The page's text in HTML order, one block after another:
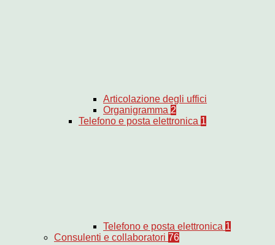
Articolazione degli uffici
Organigramma 2
Telefono e posta elettronica 1
Telefono e posta elettronica 1
Consulenti e collaboratori 76